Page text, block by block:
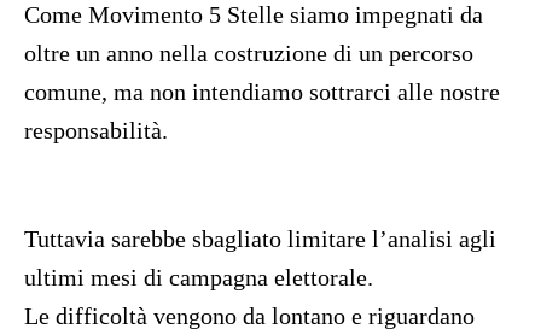
Come Movimento 5 Stelle siamo impegnati da
oltre un anno nella costruzione di un percorso
comune, ma non intendiamo sottrarci alle nostre
responsabilità.
Tuttavia sarebbe sbagliato limitare l’analisi agli
ultimi mesi di campagna elettorale.
Le difficoltà vengono da lontano e riguardano